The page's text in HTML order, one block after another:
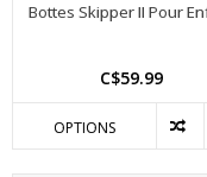
Bottes Skipper II Pour
C$59.99
OPTIONS